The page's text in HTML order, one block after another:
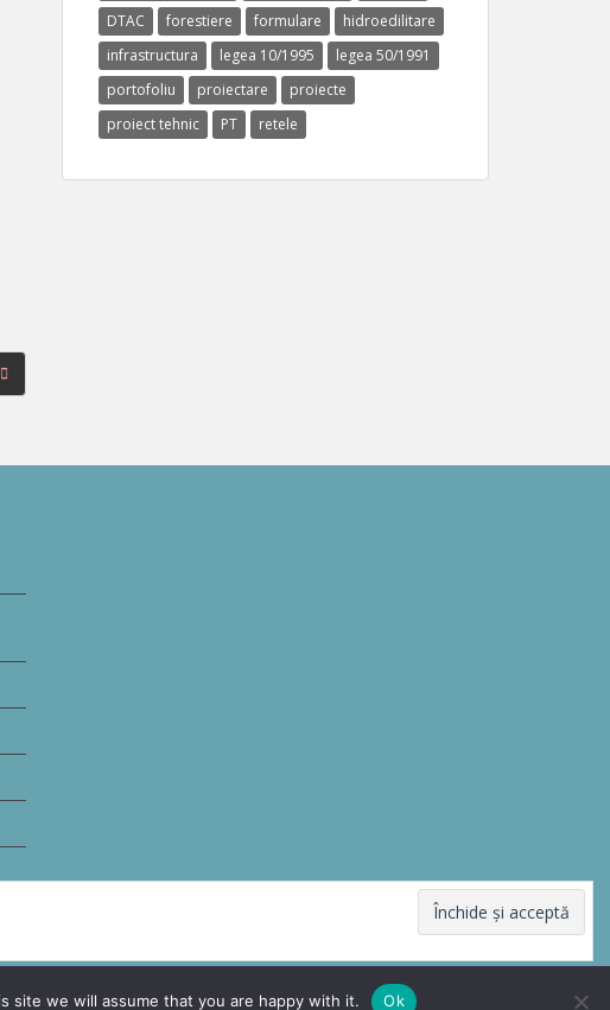
DTAC
forestiere formulare
hidroedilitare
infrastructura
legea 10/1995
legea 50/1991
portofoliu
proiectare
proiecte
proiect tehnic
PT retele
site we will assume that you are happy with it. Ok